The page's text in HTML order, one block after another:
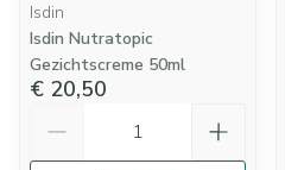
Isdin
Isdin Nutratopic
Gezichtscreme 50ml
€ 20,50